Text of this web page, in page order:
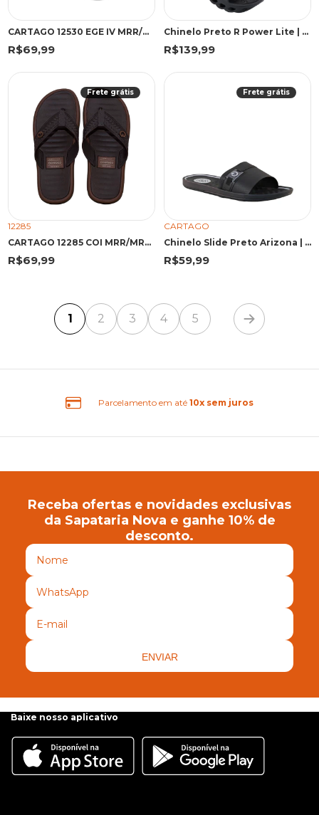
CARTAGO 12530 EGE IV MRR/MRR/B 43 WGF 12530 MARROM/MARROM/BEGE
R$69,99
Chinelo Preto R Power Lite | Rider
R$139,99
Frete grátis
12285
CARTAGO 12285 COI MRR/MRR 43 MOF 12285 MARROM/MARROM
R$69,99
Frete grátis
CARTAGO
Chinelo Slide Preto Arizona | Cartago
R$59,99
1 2 3 4 5
Frete Grátis Brasil
Receba ofertas e novidades exclusivas
da Sapataria Nova e ganhe 10% de
desconto.
ENVIAR
Baixe nosso aplicativo